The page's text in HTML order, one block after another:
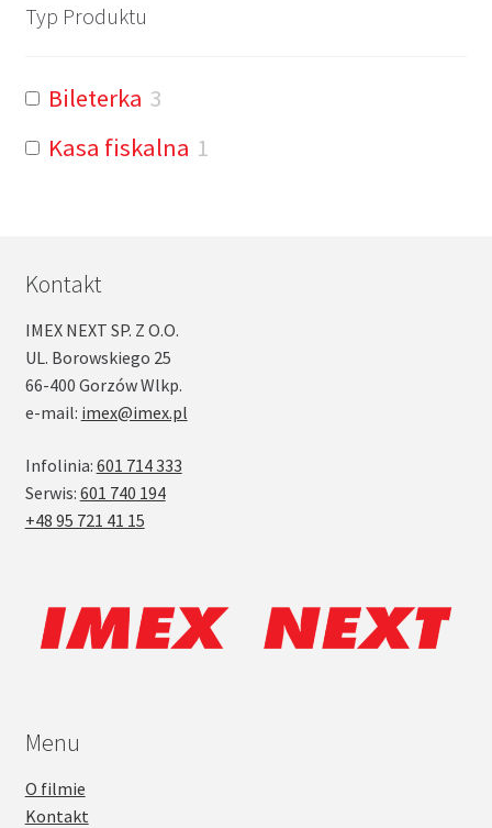
Typ Produktu
Bileterka 3
Kasa fiskalna 1
Kontakt
IMEX NEXT SP. Z O.O.
UL. Borowskiego 25
66-400 Gorzów Wlkp.
e-mail: imex@imex.pl
Infolinia: 601 714 333
Serwis: 601 740 194
+48 95 721 41 15
Menu
O filmie
Kontakt